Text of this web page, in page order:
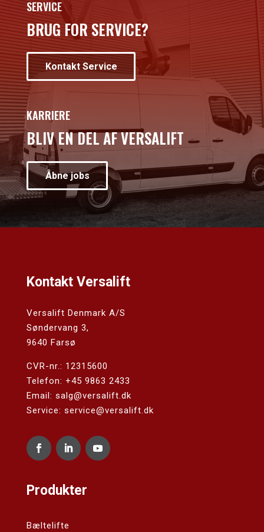
SERVICE
BRUG FOR SERVICE?
Kontakt Service
KARRIERE
BLIV EN DEL AF VERSALIFT
Åbne jobs
Kontakt Versalift
Versalift Denmark A/S
Søndervang 3,
9640 Farsø
CVR-nr.: 12315600
Telefon: +45 9863 2433
Email: salg@versalift.dk
Service: service@versalift.dk
Produkter
Bæltelifte